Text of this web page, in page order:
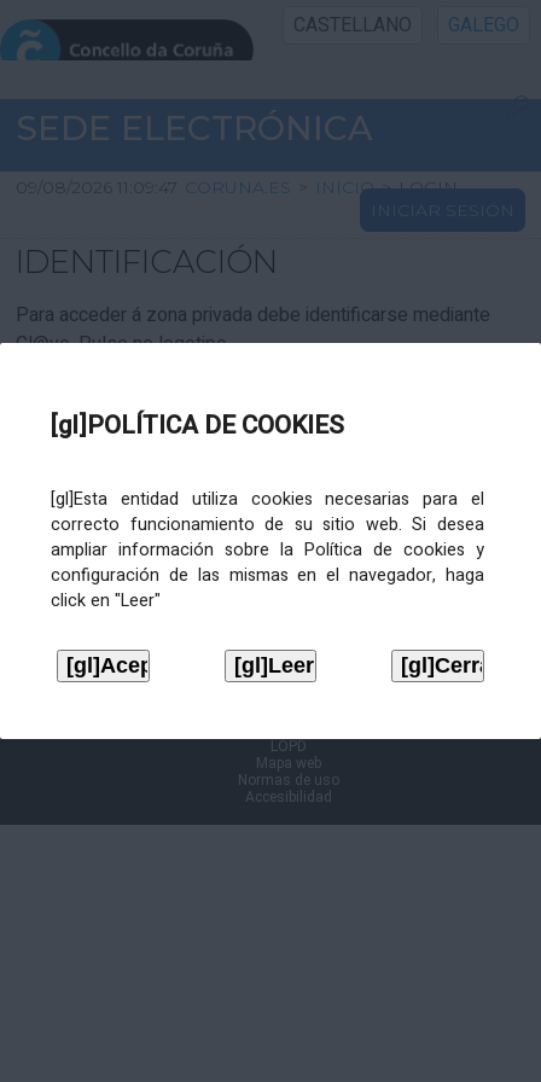
[gl]POLÍTICA DE COOKIES
[gl]Esta entidad utiliza cookies necesarias para el
correcto funcionamiento de su sitio web. Si desea
ampliar información sobre la Política de cookies y
configuración de las mismas en el navegador, haga
click en "Leer"
CASTELLANO GALEGO
INICIO SEDE
INICIO
INFORMACIÓN PÚBLICA
CARTAFOL CIDADÁN
SEDE ELECTRÓNICA
09/08/2026 11:09:47 CORUNA.ES > INICIO > LOGIN
INICIAR SESIÓN
IDENTIFICACIÓN
Para acceder á zona privada debe identificarse mediante
Cl@ve. Pulse no logotipo
LOPD
Mapa web
Normas de uso
Accesibilidad